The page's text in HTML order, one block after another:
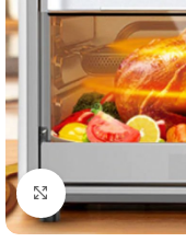
Click to enlarge